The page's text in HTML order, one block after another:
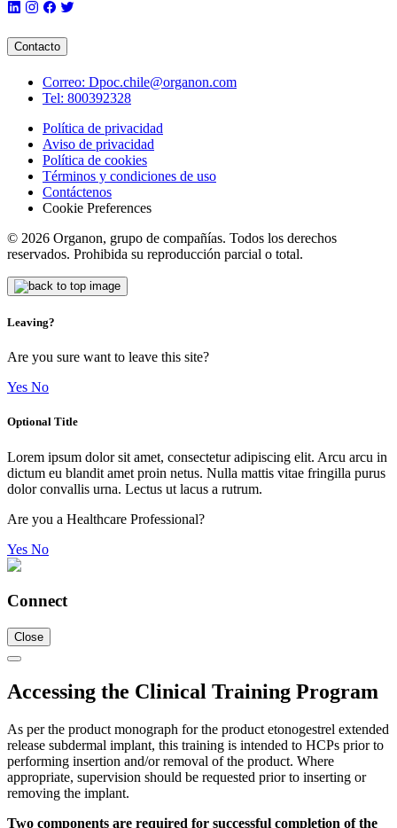
Contacto
Correo: Dpoc.chile@organon.com
Tel: 800392328
Política de privacidad
Aviso de privacidad
Política de cookies
Términos y condiciones de uso​
Contáctenos
Cookie Preferences
© 2026 Organon, grupo de compañías. Todos los derechos
reservados. Prohibida su reproducción parcial o total.
Leaving?
Are you sure want to leave this site?
Yes No
Optional Title
Lorem ipsum dolor sit amet, consectetur adipiscing elit. Arcu arcu in
dictum eu blandit amet proin netus. Nulla mattis vitae fringilla purus
dolor convallis urna. Lectus ut lacus a rutrum.
Are you a Healthcare Professional?
Yes No
Connect
Close
Accessing the Clinical Training Program
As per the product monograph for the product etonogestrel extended
release subdermal implant, this training is intended to HCPs prior to
performing insertion and/or removal of the product. Where
appropriate, supervision should be requested prior to inserting or
removing the implant.
Two components are required for successful completion of the